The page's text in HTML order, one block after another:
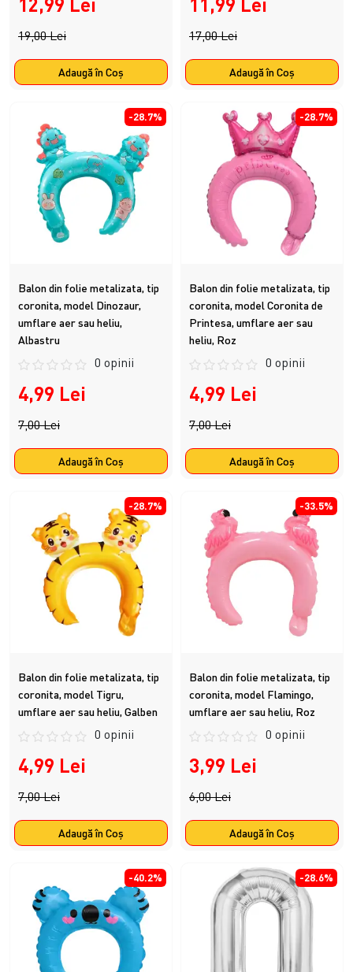
19,00 Lei
Adaugă în Coş
17,00 Lei
Adaugă în Coş
-28.7%
Balon din folie metalizata, tip
coronita, model Dinozaur,
umflare aer sau heliu,
Albastru
0 opinii
4,99 Lei
7,00 Lei
Adaugă în Coş
-28.7%
Balon din folie metalizata, tip
coronita, model Coronita de
Printesa, umflare aer sau
heliu, Roz
0 opinii
4,99 Lei
7,00 Lei
Adaugă în Coş
-28.7%
Balon din folie metalizata, tip
coronita, model Tigru,
umflare aer sau heliu, Galben
0 opinii
4,99 Lei
7,00 Lei
Adaugă în Coş
-33.5%
Balon din folie metalizata, tip
coronita, model Flamingo,
umflare aer sau heliu, Roz
0 opinii
3,99 Lei
6,00 Lei
Adaugă în Coş
-40.2% -28.6%